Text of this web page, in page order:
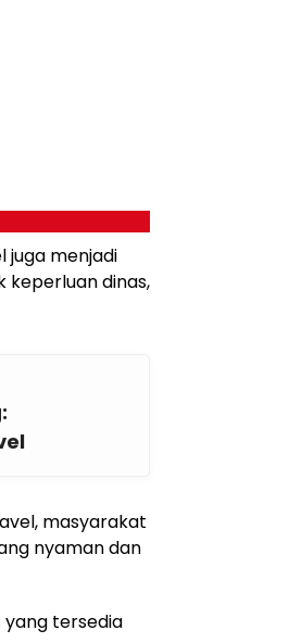
juga menjadi
keperluan dinas,
masyarakat
nyaman dan
tersedia